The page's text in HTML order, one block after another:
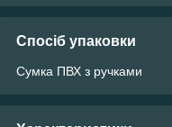
Спосіб упаковки
Сумка ПВХ з ручками